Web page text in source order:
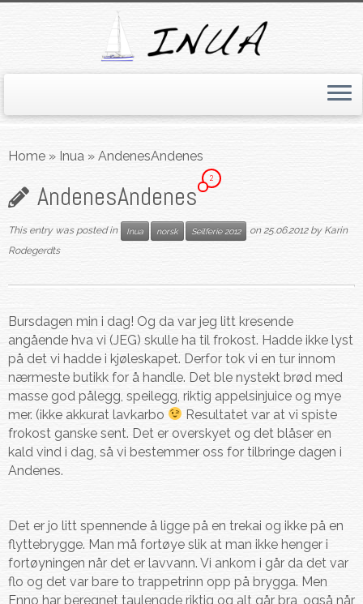
toHome » Inua » AndenesAndenes
AndenesAndenes
2
This entry was posted in Inua norsk Seilferie 2012 on 25.06.2012 by Karin
Rodegerdts
Bursdagen min i dag! Og da var jeg litt kresende
angående hva vi (JEG) skulle ha til frokost. Hadde ikke lyst
på det vi hadde i kjøleskapet. Derfor tok vi en tur innom
nærmeste butikk for å handle. Det ble nystekt brød med
masse god pålegg, speilegg, riktig appelsinjuice og mye
mer. (ikke akkurat lavkarbo
Resultatet var at vi spiste
frokost ganske sent. Det er overskyet og det blåser en
kald vind i dag, så vi bestemmer oss for tilbringe dagen i
Andenes.
Det er jo litt spennende å ligge på en trekai og ikke på en
flyttebrygge. Man må fortøye slik at man ikke henger i
fortøyningen når det er lavvann. Vi ankom i går da det var
flo og det var bare to trappetrinn opp på brygga. Men
Enno har beregnet taulengde riktig og alt går bra, også når